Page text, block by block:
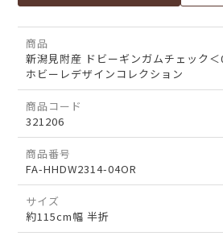
商品
新潟見附産 ドビーギンガムチェック
ホビーレデザインコレクション
商品コード
321206
商品番号
FA-HHDW2314-04OR
サイズ
約115cm幅 半折